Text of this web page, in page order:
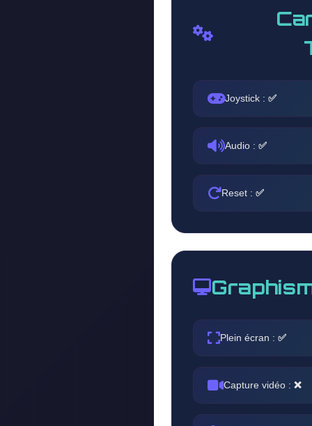
Joystick : ✅
Audio : ✅
Reset : ✅
Plein écran : ✅
Capture vidéo : ❌